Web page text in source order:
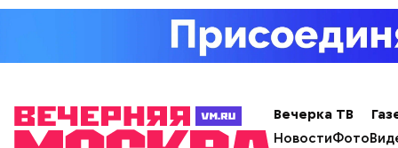
Вечерка ТВ
НовостиФото